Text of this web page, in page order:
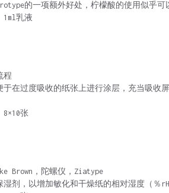
的一项额外好处，柠檬酸的使用似乎可
乳液
程
于在过度吸收的纸张上进行涂层，充当吸收
张
Brown，陀螺仪，Ziatype
湿剂，以增加敏化和干燥纸的相对湿度（％rH